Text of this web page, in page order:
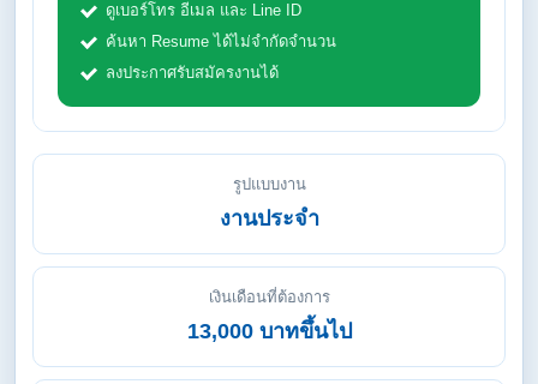
ดูเบอร์โทร อีเมล และ Line ID
ค้นหา Resume ได้ไม่จำกัดจำนวน
ลงประกาศรับสมัครงานได้
รูปแบบงาน
งานประจำ
เงินเดือนที่ต้องการ
13,000 บาทขึ้นไป